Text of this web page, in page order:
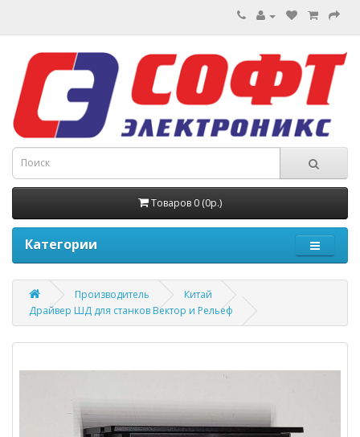
Товаров 0 (0р.)
Категории
Производитель
Китай
Драйвер ШД для станков Вектор и Рельеф